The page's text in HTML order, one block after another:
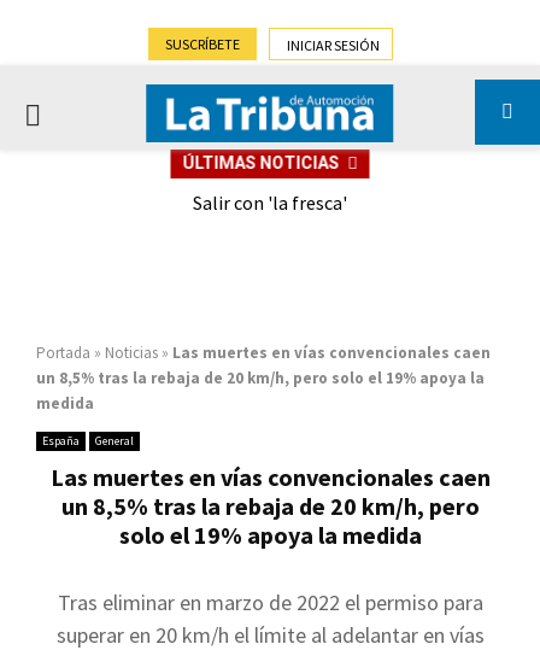
SUSCRÍBETE INICIAR SESIÓN
PRIMARY
ÚLTIMAS NOTICIAS
Salir con 'la fresca'
Portada » Noticias » Las muertes en vías convencionales caen
un 8,5% tras la rebaja de 20 km/h, pero solo el 19% apoya la
medida
España General
Las muertes en vías convencionales caen
un 8,5% tras la rebaja de 20 km/h, pero
solo el 19% apoya la medida
Tras eliminar en marzo de 2022 el permiso para
superar en 20 km/h el límite al adelantar en vías